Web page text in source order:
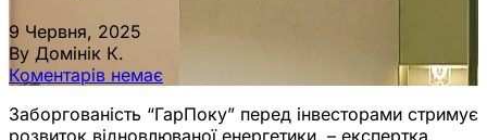
9 Червня, 2025
By Домінік К.
Коментарів немає
Заборгованість “ГарПоку” перед інвесторами стримує
розвиток відновлюваної енергетики, – експертка.